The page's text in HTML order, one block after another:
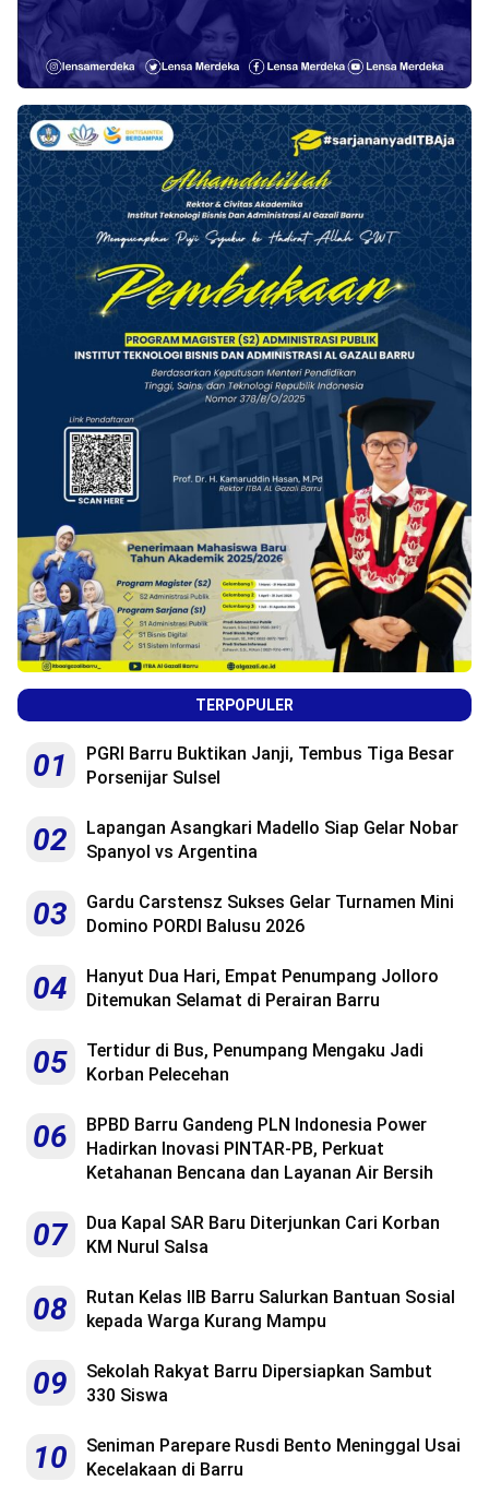
TERPOPULER
01
PGRI Barru Buktikan Janji, Tembus Tiga Besar
Porsenijar Sulsel
02
Lapangan Asangkari Madello Siap Gelar Nobar
Spanyol vs Argentina
03
Gardu Carstensz Sukses Gelar Turnamen Mini
Domino PORDI Balusu 2026
04
Hanyut Dua Hari, Empat Penumpang Jolloro
Ditemukan Selamat di Perairan Barru
05
Tertidur di Bus, Penumpang Mengaku Jadi
Korban Pelecehan
06
BPBD Barru Gandeng PLN Indonesia Power
Hadirkan Inovasi PINTAR-PB, Perkuat
Ketahanan Bencana dan Layanan Air Bersih
07
Dua Kapal SAR Baru Diterjunkan Cari Korban
KM Nurul Salsa
08
Rutan Kelas IIB Barru Salurkan Bantuan Sosial
kepada Warga Kurang Mampu
09
Sekolah Rakyat Barru Dipersiapkan Sambut
330 Siswa
10
Seniman Parepare Rusdi Bento Meninggal Usai
Kecelakaan di Barru